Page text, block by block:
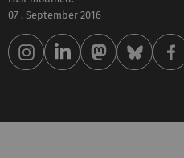
07 . September 2016